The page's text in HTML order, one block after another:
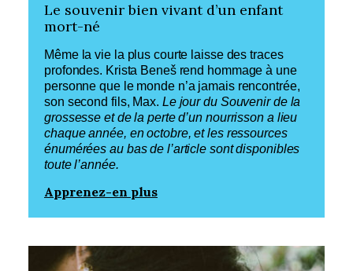
Le souvenir bien vivant d’un enfant
mort-né
Même la vie la plus courte laisse des traces
profondes. Krista Beneš rend hommage à une
personne que le monde n’a jamais rencontrée,
son second fils, Max. Le jour du Souvenir de la
grossesse et de la perte d’un nourrisson a lieu
chaque année, en octobre, et les ressources
énumérées au bas de l’article sont disponibles
toute l’année.
Apprenez-en plus